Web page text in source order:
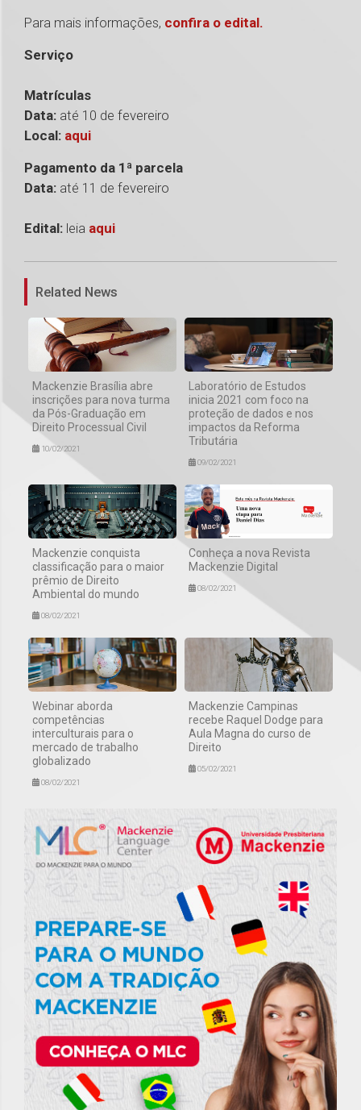
Para mais informações, confira o edital.
Serviço
Matrículas
Data: até 10 de fevereiro
Local: aqui
Pagamento da 1ª parcela
Data: até 11 de fevereiro
Edital: leia aqui
Related News
Mackenzie Brasília abre
inscrições para nova turma
da Pós-Graduação em
Direito Processual Civil
10/02/2021
Laboratório de Estudos
inicia 2021 com foco na
proteção de dados e nos
impactos da Reforma
Tributária
09/02/2021
Mackenzie conquista
classificação para o maior
prêmio de Direito
Ambiental do mundo
08/02/2021
Conheça a nova Revista
Mackenzie Digital
08/02/2021
Webinar aborda
competências
interculturais para o
mercado de trabalho
globalizado
08/02/2021
Mackenzie Campinas
recebe Raquel Dodge para
Aula Magna do curso de
Direito
05/02/2021